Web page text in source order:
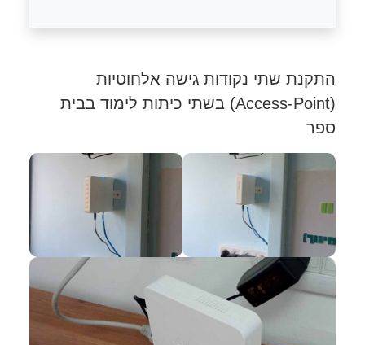
התקנת שתי נקודות גישה אלחוטיות
(Access-Point) בשתי כיתות לימוד בבית
ספר